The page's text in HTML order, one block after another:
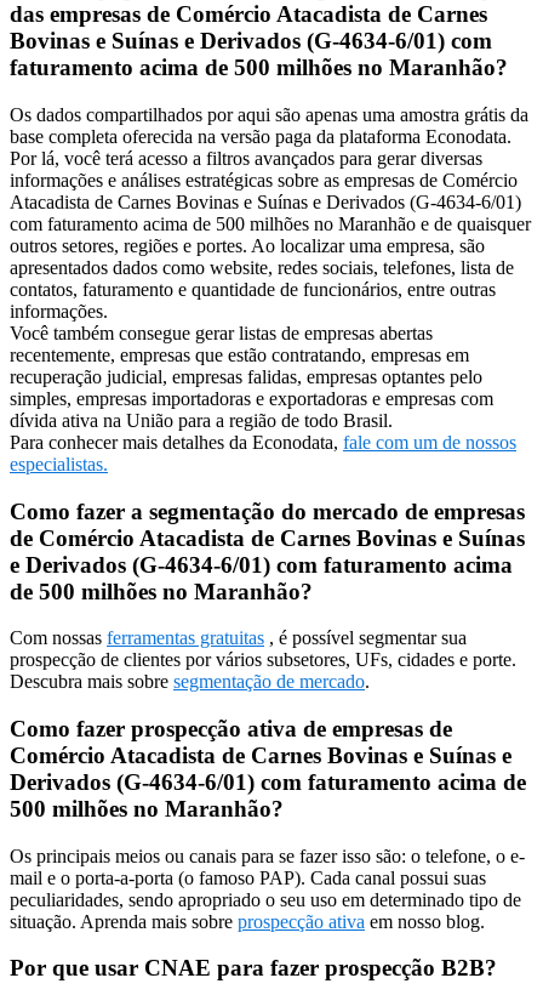
das empresas de Comércio Atacadista de Carnes
Bovinas e Suínas e Derivados (G-4634-6/01) com
faturamento acima de 500 milhões no Maranhão?
Os dados compartilhados por aqui são apenas uma amostra grátis da
base completa oferecida na versão paga da plataforma Econodata.
Por lá, você terá acesso a filtros avançados para gerar diversas
informações e análises estratégicas sobre as empresas de Comércio
Atacadista de Carnes Bovinas e Suínas e Derivados (G-4634-6/01)
com faturamento acima de 500 milhões no Maranhão e de quaisquer
outros setores, regiões e portes. Ao localizar uma empresa, são
apresentados dados como website, redes sociais, telefones, lista de
contatos, faturamento e quantidade de funcionários, entre outras
informações.
Você também consegue gerar listas de empresas abertas
recentemente, empresas que estão contratando, empresas em
recuperação judicial, empresas falidas, empresas optantes pelo
simples, empresas importadoras e exportadoras e empresas com
dívida ativa na União para a região de todo Brasil.
Para conhecer mais detalhes da Econodata, fale com um de nossos
especialistas.
Como fazer a segmentação do mercado de empresas
de Comércio Atacadista de Carnes Bovinas e Suínas
e Derivados (G-4634-6/01) com faturamento acima
de 500 milhões no Maranhão?
Com nossas ferramentas gratuitas , é possível segmentar sua
prospecção de clientes por vários subsetores, UFs, cidades e porte.
Descubra mais sobre segmentação de mercado.
Como fazer prospecção ativa de empresas de
Comércio Atacadista de Carnes Bovinas e Suínas e
Derivados (G-4634-6/01) com faturamento acima de
500 milhões no Maranhão?
Os principais meios ou canais para se fazer isso são: o telefone, o e-
mail e o porta-a-porta (o famoso PAP). Cada canal possui suas
peculiaridades, sendo apropriado o seu uso em determinado tipo de
situação. Aprenda mais sobre prospecção ativa em nosso blog.
Por que usar CNAE para fazer prospecção B2B?